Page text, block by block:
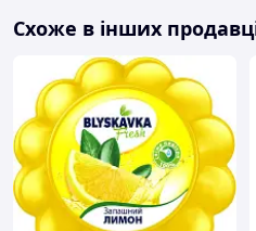
- салон і багажник
Запилювати на поверхню,
неприємний запах (штори,
Схоже в інших